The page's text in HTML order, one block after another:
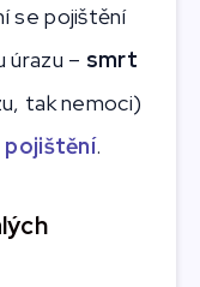
se pojištění
úrazu – smrt
tak nemoci)
.